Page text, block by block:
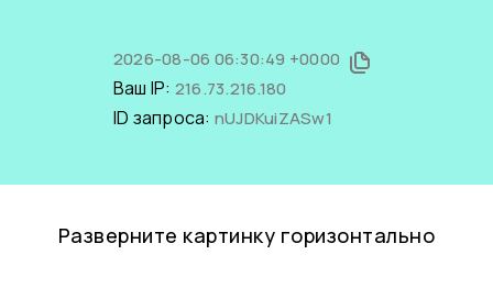
2026-08-06 06:30:49 +0000
Ваш IP: 216.73.216.180
ID запроса: nUJDKuiZASw1
Разверните картинку горизонтально